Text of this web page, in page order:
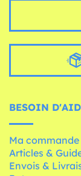
BESOIN
Ma commande
Articles &
Envois &